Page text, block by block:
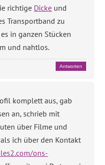
richtige Dicke und
Transportband zu
in ganzen Stücken
und nahtlos.
Antworten
komplett aus, gab
an, schrieb mit
über Filme und
ich über den Kontakt
ons-